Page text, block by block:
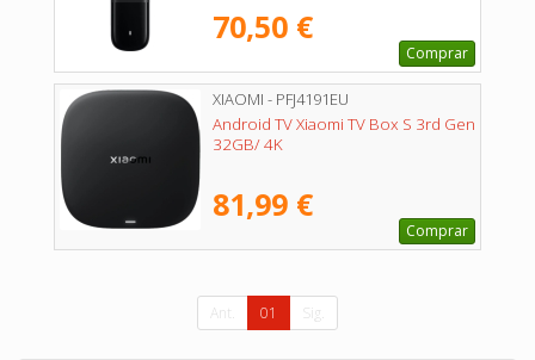
70,50 €
Comprar
XIAOMI - PFJ4191EU
Android TV Xiaomi TV Box S 3rd Gen
32GB/ 4K
81,99 €
Comprar
Ant. 01 Sig.